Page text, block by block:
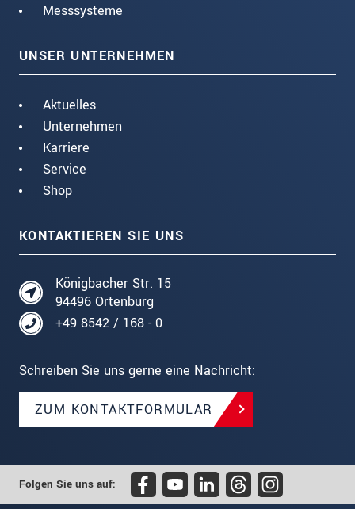
Messsysteme
UNSER UNTERNEHMEN
Aktuelles
Unternehmen
Karriere
Service
Shop
KONTAKTIEREN SIE UNS
Königbacher Str. 15
94496 Ortenburg
+49 8542 / 168 - 0
Schreiben Sie uns gerne eine Nachricht:
ZUM KONTAKTFORMULAR
Folgen Sie uns auf: